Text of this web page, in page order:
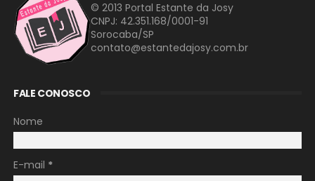
© 2013 Portal Estante da Josy
CNPJ: 42.351.168/0001-91
Sorocaba/SP
contato@estantedajosy.com.br
FALE CONOSCO
Nome
E-mail *